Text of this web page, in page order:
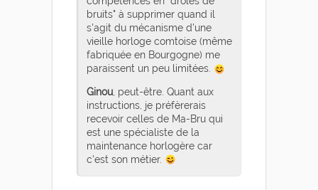
bruits" à supprimer quand il
s'agit du mécanisme d'une
vieille horloge comtoise (même
fabriquée en Bourgogne) me
paraissent un peu limitées.
Ginou, peut-être. Quant aux
instructions, je préfèrerais
recevoir celles de Ma-Bru qui
est une spécialiste de la
maintenance horlogère car
c'est son métier.